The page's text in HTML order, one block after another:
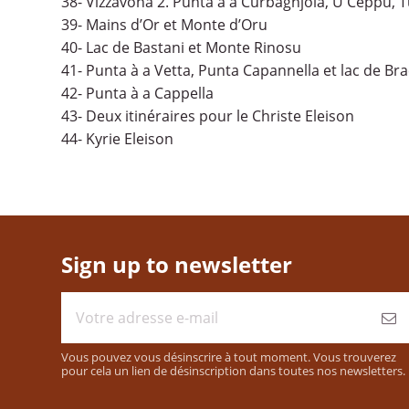
39- Mains d’Or et Monte d’Oru
40- Lac de Bastani et Monte Rinosu
41- Punta à a Vetta, Punta Capannella et lac de
42- Punta à a Cappella
43- Deux itinéraires pour le Christe Eleison
44- Kyrie Eleison
Sign up to newsletter
Vous pouvez vous désinscrire à tout moment. Vous trouverez
pour cela un lien de désinscription dans toutes nos newsletters.